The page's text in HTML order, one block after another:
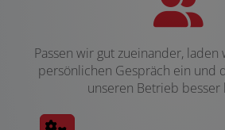
Passen wir gut zueinander,
persönlichen Gespräch ein und
unseren Betrieb besser